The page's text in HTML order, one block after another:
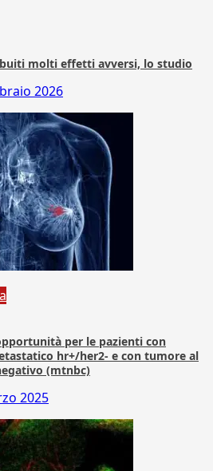
molti effetti avversi, lo studio
2026
per le pazienti con
hr+/her2- e con tumore al
(mtnbc)
2025